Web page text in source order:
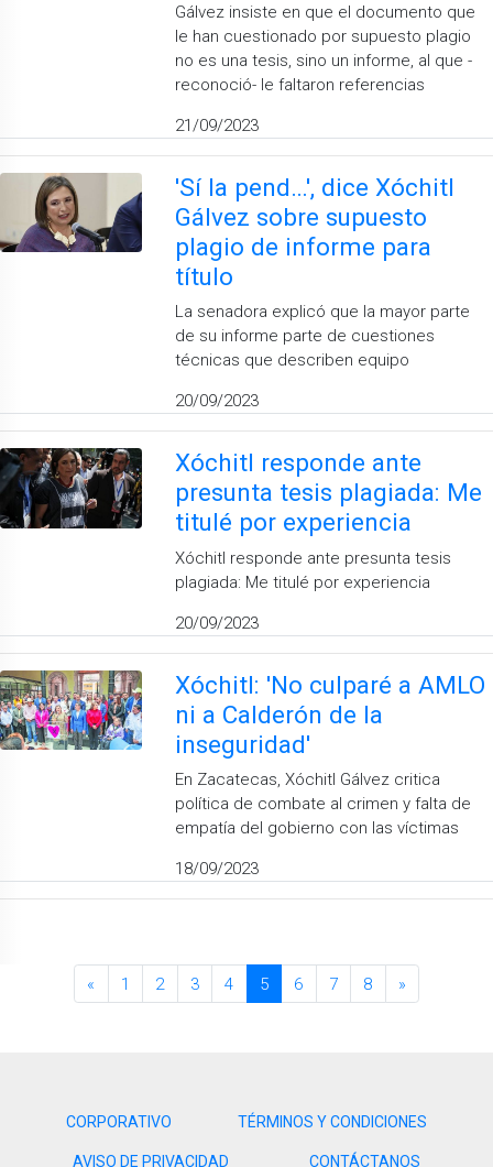
Gálvez insiste en que el documento que
le han cuestionado por supuesto plagio
no es una tesis, sino un informe, al que -
reconoció- le faltaron referencias
21/09/2023
'Sí la pend…', dice Xóchitl
Gálvez sobre supuesto
plagio de informe para
título
La senadora explicó que la mayor parte
de su informe parte de cuestiones
técnicas que describen equipo
20/09/2023
Xóchitl responde ante
presunta tesis plagiada: Me
titulé por experiencia
Xóchitl responde ante presunta tesis
plagiada: Me titulé por experiencia
20/09/2023
Xóchitl: 'No culparé a AMLO
ni a Calderón de la
inseguridad'
En Zacatecas, Xóchitl Gálvez critica
política de combate al crimen y falta de
empatía del gobierno con las víctimas
18/09/2023
« 1 2 3 4 5 6 7 8 »
CORPORATIVO TÉRMINOS Y CONDICIONES
AVISO DE PRIVACIDAD CONTÁCTANOS